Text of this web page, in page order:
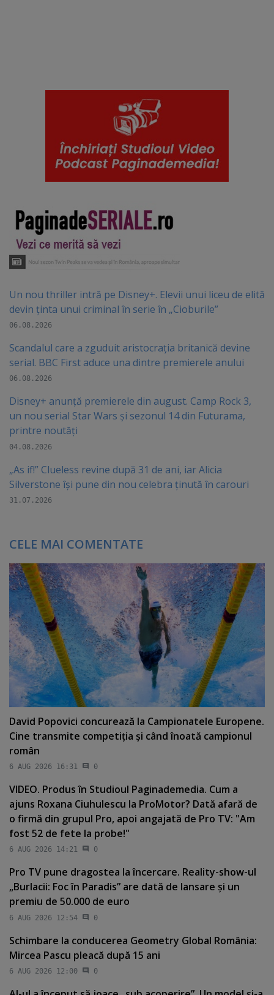
Un nou thriller intră pe Disney+. Elevii unui liceu de elită
devin ținta unui criminal în serie în „Cioburile”
06.08.2026
Scandalul care a zguduit aristocrația britanică devine
serial. BBC First aduce una dintre premierele anului
06.08.2026
Disney+ anunță premierele din august. Camp Rock 3,
un nou serial Star Wars și sezonul 14 din Futurama,
printre noutăți
04.08.2026
„As if!” Clueless revine după 31 de ani, iar Alicia
Silverstone își pune din nou celebra ținută în carouri
31.07.2026
CELE MAI COMENTATE
David Popovici concurează la Campionatele Europene.
Cine transmite competiţia şi când înoată campionul
român
6 AUG 2026 16:31 0
VIDEO. Produs în Studioul Paginademedia. Cum a
ajuns Roxana Ciuhulescu la ProMotor? Dată afară de
o firmă din grupul Pro, apoi angajată de Pro TV: "Am
fost 52 de fete la probe!"
6 AUG 2026 14:21 0
Pro TV pune dragostea la încercare. Reality-show-ul
„Burlacii: Foc în Paradis” are dată de lansare şi un
premiu de 50.000 de euro
6 AUG 2026 12:54 0
Schimbare la conducerea Geometry Global România:
Mircea Pascu pleacă după 15 ani
6 AUG 2026 12:00 0